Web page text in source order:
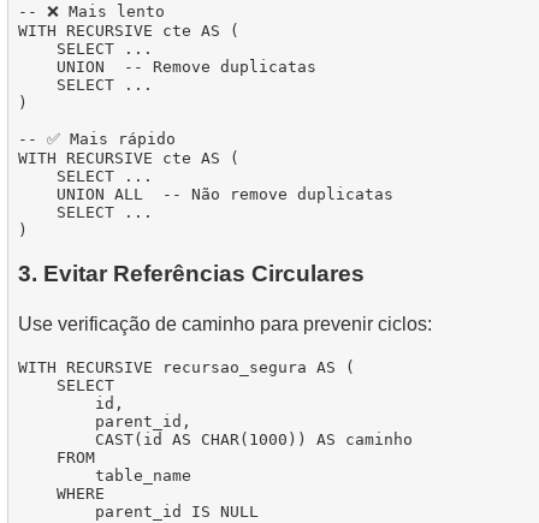
-- ❌ Mais lento
WITH RECURSIVE cte AS (
    SELECT ...
    UNION  -- Remove duplicatas
    SELECT ...
)
-- ✅ Mais rápido
WITH RECURSIVE cte AS (
    SELECT ...
    UNION ALL  -- Não remove duplicatas
    SELECT ...
3. Evitar Referências Circulares
Use verificação de caminho para prevenir ciclos:
WITH RECURSIVE recursao_segura AS (
    SELECT
        id,
        parent_id,
        CAST(id AS CHAR(1000)) AS caminho
    FROM
        table_name
    WHERE
        parent_id IS NULL